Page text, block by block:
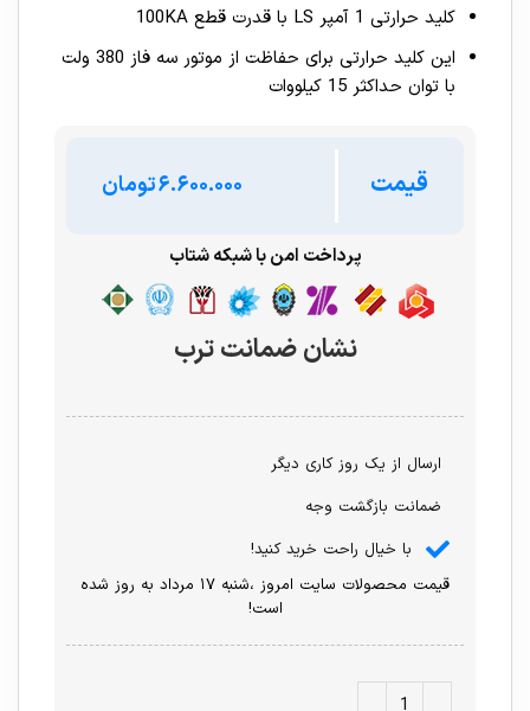
کلید حرارتی 1 آمپر LS با قدرت قطع 100KA
این کلید حرارتی برای حفاظت از موتور سه فاز 380 ولت
با توان حداکثر 15 کیلووات
قیمت تومان
پرداخت امن با شبکه شتاب
نشان ضمانت ترب
ارسال از یک روز کاری دیگر
ضمانت بازگشت وجه
با خیال راحت خرید کنید!
قیمت محصولات سایت امروز ،شنبه ۱۷ مرداد به روز شده
است!